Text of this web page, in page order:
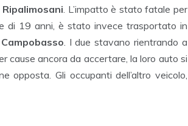
Ripalimosani. L’impatto è stato fatale per
di 19 anni, è stato invece trasportato in
Campobasso. I due stavano rientrando a
cause ancora da accertare, la loro auto si
Gli occupanti dell’altro veicolo,